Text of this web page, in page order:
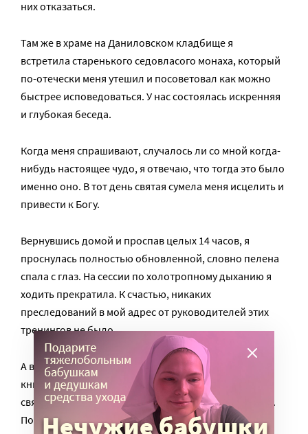
них отказаться.
Там же в храме на Даниловском кладбище я
встретила старенького седовласого монаха, который
по-отечески меня утешил и посоветовал как можно
быстрее исповедоваться. У нас состоялась искренняя
и глубокая беседа.
Когда меня спрашивают, случалось ли со мной когда-
нибудь настоящее чудо, я отвечаю, что тогда это было
именно оно. В тот день святая сумела меня исцелить и
привести к Богу.
Вернувшись домой и проспав целых 14 часов, я
проснулась полностью обновленной, словно пелена
спала с глаз. На сессии по холотропному дыханию я
ходить прекратила. К счастью, никаких
преследований в мой адрес от руководителей этих
тренингов не было.
А вскоре другая моя подруга, Ника, посоветовала
книгу владыки Тихона (Шевкунова) «Несвятые
святые», которую я прочитала буквально за два дня.
После этого я стала готовиться к первой исповеди.